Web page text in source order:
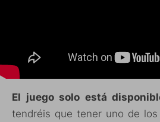
El juego solo está
tendréis que tener uno de